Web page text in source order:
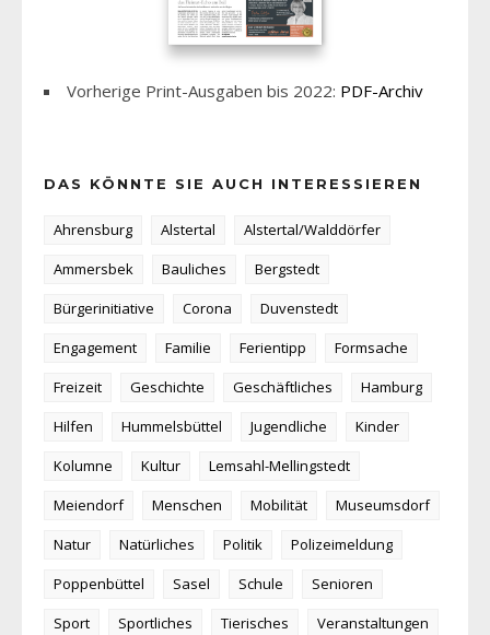
Vorherige Print-Ausgaben bis 2022: PDF-Archiv
DAS KÖNNTE SIE AUCH INTERESSIEREN
Ahrensburg Alstertal
Alstertal/Walddörfer
Ammersbek
Bauliches
Bergstedt
Bürgerinitiative
Corona
Duvenstedt
Engagement
Familie Ferientipp
Formsache
Freizeit
Geschichte Geschäftliches
Hamburg
Hilfen
Hummelsbüttel Jugendliche
Kinder
Kolumne
Kultur
Lemsahl-Mellingstedt
Meiendorf
Menschen Mobilität
Museumsdorf
Natur
Natürliches Politik
Polizeimeldung
Poppenbüttel
Sasel Schule
Senioren
Sport
Sportliches Tierisches
Veranstaltungen